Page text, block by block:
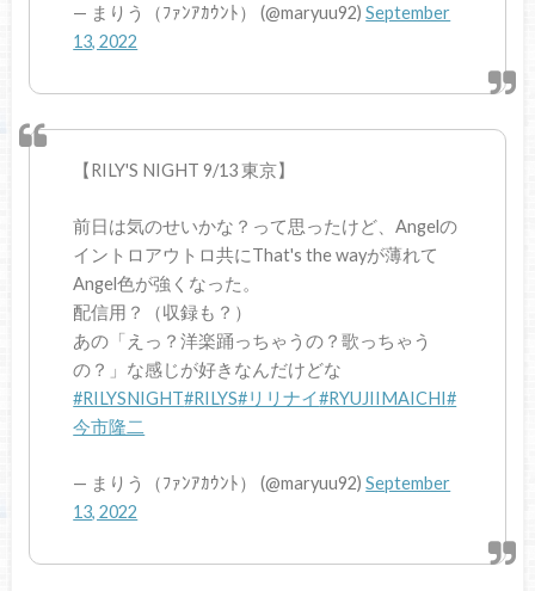
— まりう（ﾌｧﾝｱｶｳﾝﾄ） (@maryuu92)September
13, 2022
【RILY'S NIGHT 9/13 東京】
前日は気のせいかな？って思ったけど、Angelの
イントロアウトロ共にThat's the wayが薄れて
Angel色が強くなった。
配信用？（収録も？）
あの「えっ？洋楽踊っちゃうの？歌っちゃう
の？」な感じが好きなんだけどな
#RILYSNIGHT#RILYS#リリナイ#RYUJIIMAICHI#
今市隆二
— まりう（ﾌｧﾝｱｶｳﾝﾄ） (@maryuu92)September
13, 2022